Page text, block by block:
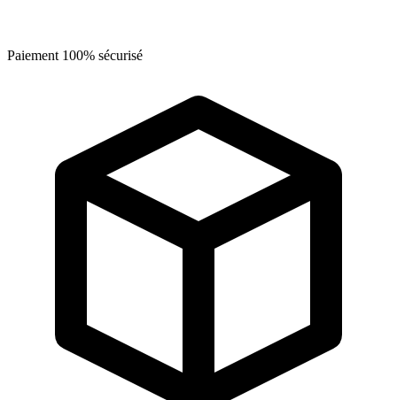
Paiement 100% sécurisé